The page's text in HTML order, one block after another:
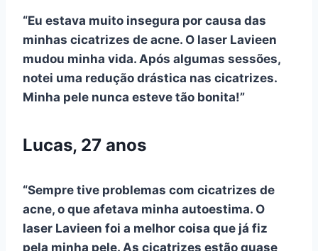
“Eu estava muito insegura por causa das
minhas cicatrizes de acne. O laser Lavieen
mudou minha vida. Após algumas sessões,
notei uma redução drástica nas cicatrizes.
Minha pele nunca esteve tão bonita!”
Lucas, 27 anos
“Sempre tive problemas com cicatrizes de
acne, o que afetava minha autoestima. O
laser Lavieen foi a melhor coisa que já fiz
pela minha pele. As cicatrizes estão quase